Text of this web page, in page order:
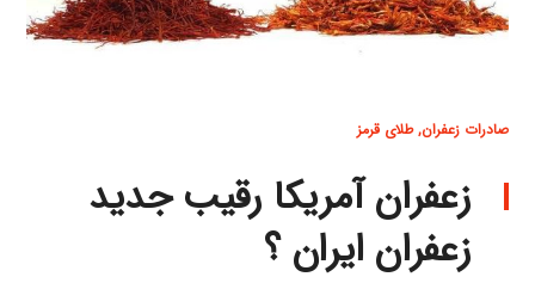
صادرات زعفران,طلای قرمز
زعفران آمریکا رقیب جدید
زعفران ایران ؟